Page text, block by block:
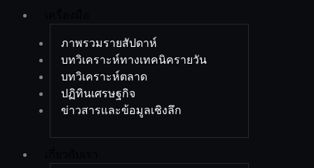
ภาพรวมรายสัปดาห์
บทวิเคราะห์ทางเทคนิครายวัน
บทวิเคราะห์ตลาด
ปฏิทินเศรษฐกิจ
ข่าวสารและข้อมูลเชิงลึก